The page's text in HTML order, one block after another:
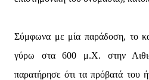
Σύμφωνα με μία παράδοση, το
γύρω στα 600 μ.Χ. στην
παρατήρησε ότι τα πρόβατά του